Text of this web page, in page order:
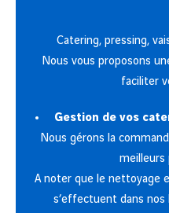
Catering, pressing,
Nous vous proposons
faciliter
Gestion de vos
Nous gérons la
meilleurs
A noter que le nettoyage
s’effectuent dans nos